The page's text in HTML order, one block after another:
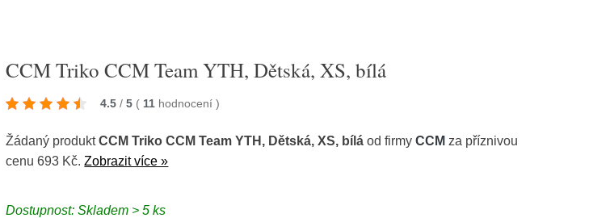
CCM Triko CCM Team YTH, Dětská, XS, bílá
4.5 / 5 ( 11 hodnocení)
Žádaný produktCCM Triko CCM Team YTH, Dětská, XS, bílá od firmyCCM za příznivou
cenu 693 Kč.Zobrazit více »
Dostupnost: Skladem > 5 ks